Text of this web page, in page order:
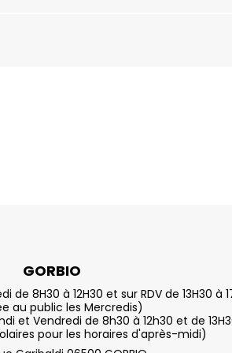
GORBIO
de 8H30 à 12H30 et sur RDV de 13H30 à
au public les Mercredis)
et Vendredi de 8h30 à 12h30 et de
pour les horaires d'après-midi)